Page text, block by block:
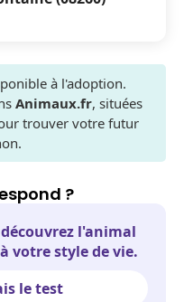
à l'adoption.
Animaux.fr, situées
trouver votre futur
?
l'animal
votre style de vie.
le test